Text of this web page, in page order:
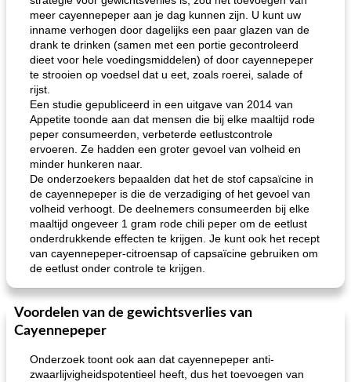
meer cayennepeper aan je dag kunnen zijn. U kunt uw
inname verhogen door dagelijks een paar glazen van de
drank te drinken (samen met een portie gecontroleerd
dieet voor hele voedingsmiddelen) of door cayennepeper
te strooien op voedsel dat u eet, zoals roerei, salade of
rijst.
Een studie gepubliceerd in een uitgave van 2014 van
Appetite toonde aan dat mensen die bij elke maaltijd rode
peper consumeerden, verbeterde eetlustcontrole
ervoeren. Ze hadden een groter gevoel van volheid en
minder hunkeren naar.
De onderzoekers bepaalden dat het de stof capsaïcine in
de cayennepeper is die de verzadiging of het gevoel van
volheid verhoogt. De deelnemers consumeerden bij elke
maaltijd ongeveer 1 gram rode chili peper om de eetlust
onderdrukkende effecten te krijgen. Je kunt ook het recept
van cayennepeper-citroensap of capsaïcine gebruiken om
de eetlust onder controle te krijgen.
Voordelen van de gewichtsverlies van
Cayennepeper
Onderzoek toont ook aan dat cayennepeper anti-
zwaarlijvigheidspotentieel heeft, dus het toevoegen van